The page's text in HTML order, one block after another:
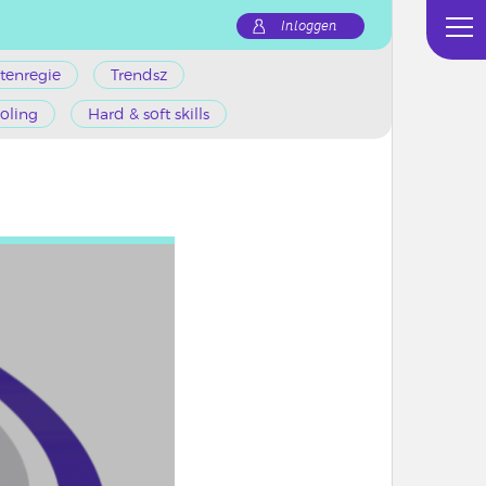
Inloggen
Trendsz
Hard & soft skills